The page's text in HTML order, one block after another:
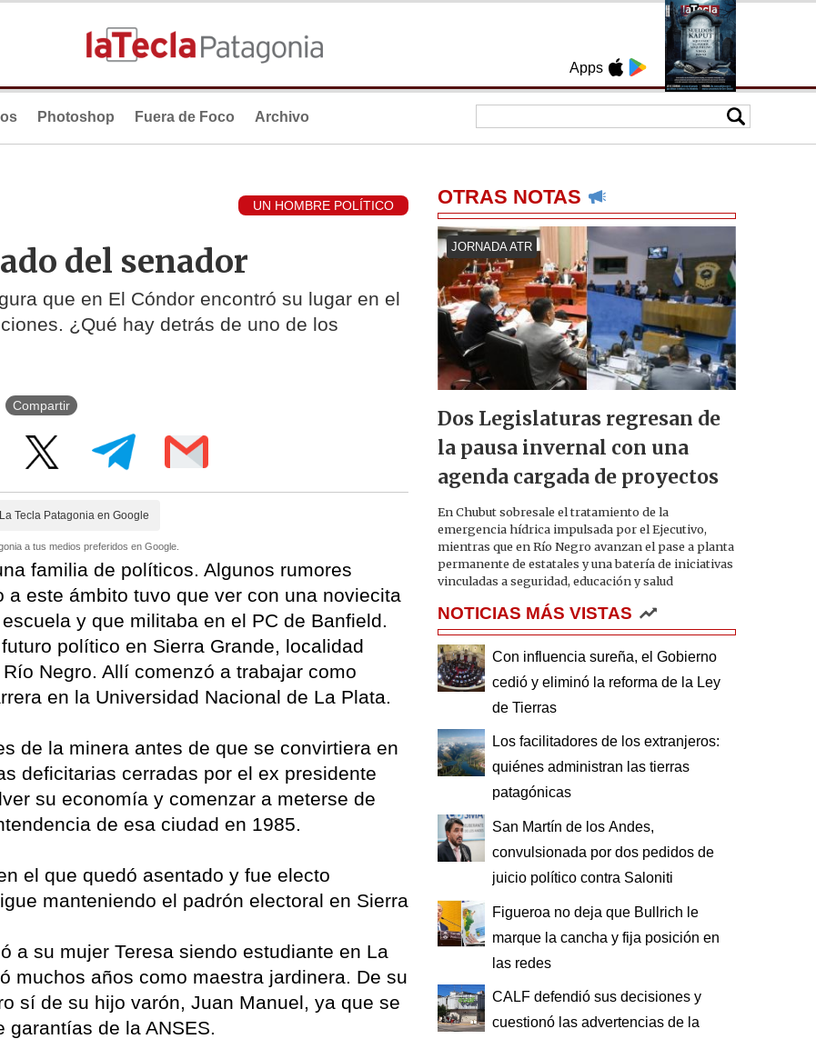
Apps
Photoshop Fuera de Foco Archivo
UN HOMBRE POLÍTICO
del senador
que en El Cóndor encontró su lugar en el
¿Qué hay detrás de uno de los
Compartir
Tecla Patagonia en Google
a tus medios preferidos en Google.
familia de políticos. Algunos rumores
este ámbito tuvo que ver con una noviecita
y que militaba en el PC de Banfield.
político en Sierra Grande, localidad
Negro. Allí comenzó a trabajar como
en la Universidad Nacional de La Plata.
de la minera antes de que se convirtiera en
deficitarias cerradas por el ex presidente
su economía y comenzar a meterse de
de esa ciudad en 1985.
el que quedó asentado y fue electo
manteniendo el padrón electoral en Sierra
a su mujer Teresa siendo estudiante en La
muchos años como maestra jardinera. De su
sí de su hijo varón, Juan Manuel, ya que se
garantías de la ANSES.
OTRAS NOTAS
JORNADA ATR
Dos Legislaturas regresan de
la pausa invernal con una
agenda cargada de proyectos
En Chubut sobresale el tratamiento de la
emergencia hídrica impulsada por el Ejecutivo,
mientras que en Río Negro avanzan el pase a planta
permanente de estatales y una batería de iniciativas
vinculadas a seguridad, educación y salud
NOTICIAS MÁS VISTAS
Con influencia sureña, el Gobierno
cedió y eliminó la reforma de la Ley
de Tierras
Los facilitadores de los extranjeros:
quiénes administran las tierras
patagónicas
San Martín de los Andes,
convulsionada por dos pedidos de
juicio político contra Saloniti
Figueroa no deja que Bullrich le
marque la cancha y fija posición en
las redes
CALF defendió sus decisiones y
cuestionó las advertencias de la